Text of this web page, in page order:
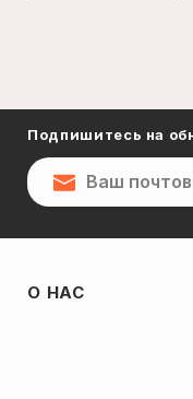
Подпишитесь на
О НАС